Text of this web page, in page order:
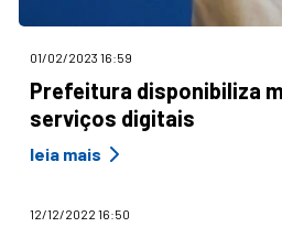
01/02/2023 16:59
Prefeitura disponibiliza
serviços digitais
leia mais
12/12/2022 16:50